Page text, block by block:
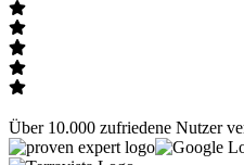
Über 10.000 zufriedene Nutzer